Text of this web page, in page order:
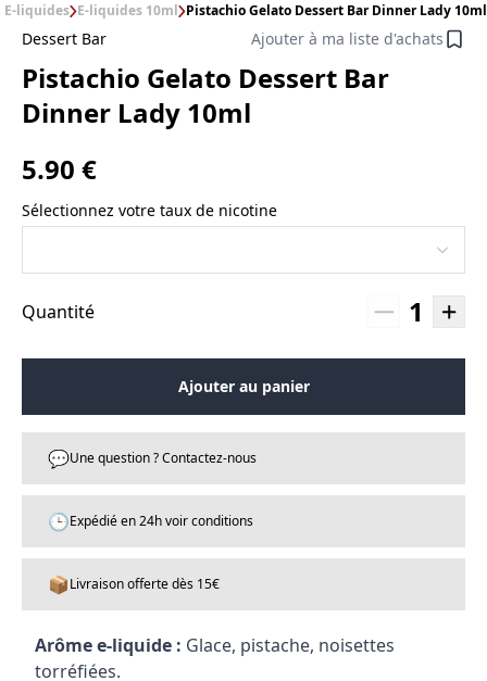
E-liquides E-liquides 10ml Pistachio Gelato Dessert Bar Dinner Lady 10ml
Dessert Bar Ajouter à ma liste d'achats
Pistachio Gelato Dessert Bar
Dinner Lady 10ml
5.90 €
Sélectionnez votre taux de nicotine
Quantité 1
Ajouter au panier
💬Une question ? Contactez-nous
🕒Expédié en 24h voir conditions
📦Livraison offerte dès 15€
Arôme e-liquide : Glace, pistache, noisettes
torréfiées.